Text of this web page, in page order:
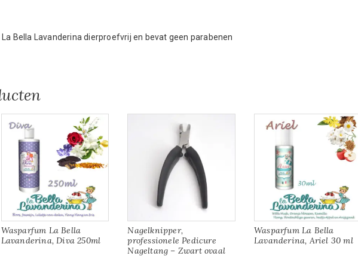
Bella Lavanderina dierproefvrij en bevat geen parabenen
Wasparfum La Bella
Lavanderina, Diva 250ml
Nagelknipper,
professionele Pedicure
Nageltang – Zwart ovaal
Wasparfum La Bella
Lavanderina, Ariel 30 ml